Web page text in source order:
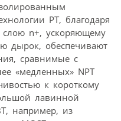
PT, благодаря
n+, ускоряющему
дырок, обеспечивают
сравнимые с
«медленных» NPT
к короткому
лавинной
например, из